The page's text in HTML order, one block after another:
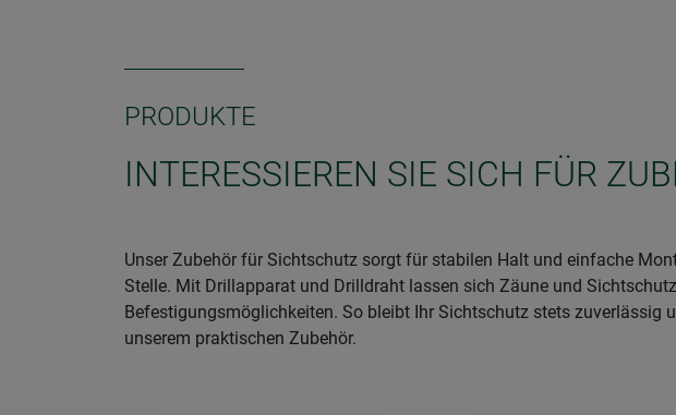
PRODUKTE
INTERESSIEREN SIE SICH FÜR
Unser Zubehör für Sichtschutz sorgt für stabilen Halt und einfache
Stelle. Mit Drillapparat und Drilldraht lassen sich Zäune und
Befestigungsmöglichkeiten. So bleibt Ihr Sichtschutz stets
unserem praktischen Zubehör.